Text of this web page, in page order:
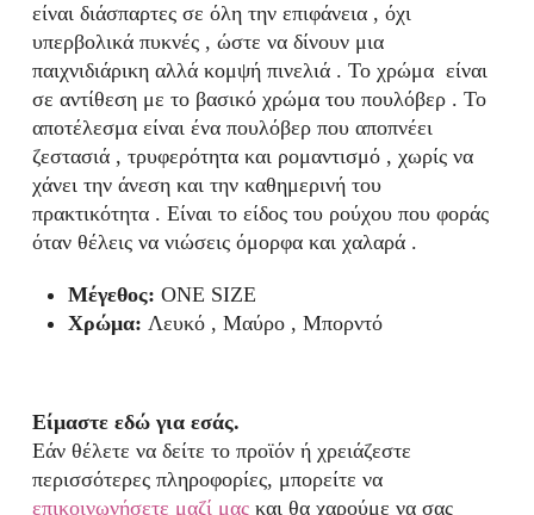
είναι διάσπαρτες σε όλη την επιφάνεια , όχι
υπερβολικά πυκνές , ώστε να δίνουν μια
παιχνιδιάρικη αλλά κομψή πινελιά . Το χρώμα είναι
σε αντίθεση με το βασικό χρώμα του πουλόβερ . Το
αποτέλεσμα είναι ένα πουλόβερ που αποπνέει
ζεστασιά , τρυφερότητα και ρομαντισμό , χωρίς να
χάνει την άνεση και την καθημερινή του
πρακτικότητα . Είναι το είδος του ρούχου που φοράς
όταν θέλεις να νιώσεις όμορφα και χαλαρά .
Μέγεθος: ONE SIZE
Χρώμα: Λευκό , Μαύρο , Μπορντό
Είμαστε εδώ για εσάς.
Εάν θέλετε να δείτε το προϊόν ή χρειάζεστε
περισσότερες πληροφορίες, μπορείτε να
επικοινωνήσετε μαζί μαςκαι θα χαρούμε να σας